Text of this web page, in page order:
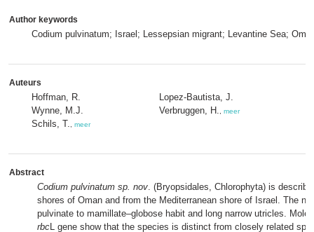
Author keywords
Codium pulvinatum; Israel; Lessepsian migrant; Levantine Sea;
Auteurs
Hoffman, R.
Wynne, M.J.
Schils, T.
meer
Lopez-Bautista, J.
Verbruggen, H.
meer
Abstract
Codium pulvinatum sp. nov. (Bryopsidales, Chlorophyta) is
shores of Oman and from the Mediterranean shore of Israel. The
pulvinate to mamillate–globose habit and long narrow utricles.
rbcL gene show that the species is distinct from closely related